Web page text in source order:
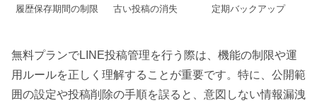
履歴保存期間の制限 古い投稿の消失 定期バックアップ
無料プランでLINE投稿管理を行う際は、機能の制限や運
用ルールを正しく理解することが重要です。特に、公開範
囲の設定や投稿削除の手順を誤ると、意図しない情報漏洩